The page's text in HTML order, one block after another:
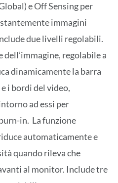
e Off Sensing per
immagini
due livelli regolabili.
regolabile a
dinamicamente la barra
i bordi del video,
ad essi per
in. La funzione
automaticamente e
quando rileva che
al monitor. Include tre